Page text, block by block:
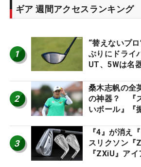
ギア 週間アクセスランキング
1
“替えないプ
ぶりにドライ
UT、5Wは名
2
桑木志帆の全
の神器？ 『
いボール』『
ー』 #女子
3
『4』が消え
スリクソン『
『ZXiU』ア